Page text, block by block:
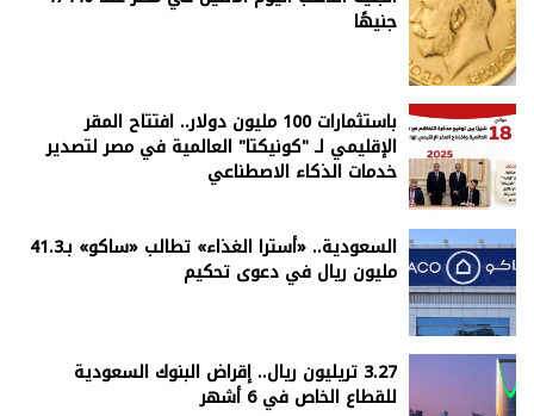
جنيهًا
باستثمارات 100 مليون دولار.. افتتاح المقر
الإقليمي لـ "كونيكتا" العالمية في مصر لتصدير
خدمات الذكاء الاصطناعي
السعودية.. «أسترا الغذاء» تطالب «ساكو» بـ41.3
مليون ريال في دعوى تحكيم
3.27 تريليون ريال.. إقراض البنوك السعودية
للقطاع الخاص في 6 أشهر